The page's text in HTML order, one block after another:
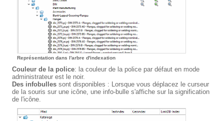
Représentation dans l'arbre d'indexation
Couleur de la police: la couleur de la police par défaut en mode
administrateur est le noir.
Des infobulles sont disponibles : Lorsque vous déplacez le curseur
de la souris sur une icône, une info-bulle s'affiche sur la signification
de l'icône.